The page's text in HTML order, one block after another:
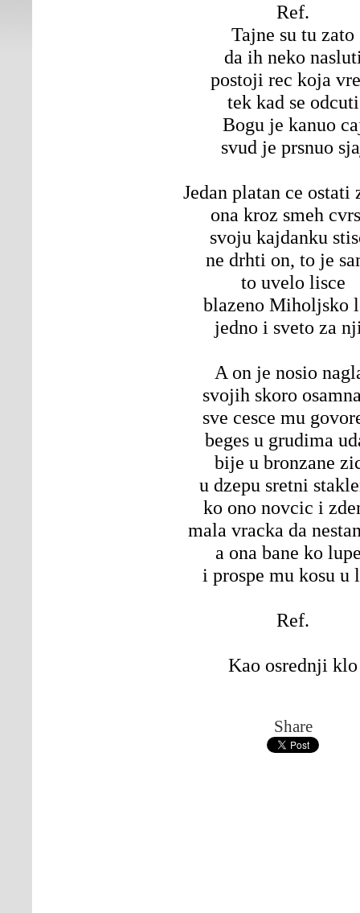
Ref.
Tajne su tu zato
da ih neko
postoji rec koja
tek kad se odcuti
Bogu je kanuo
svud je prsnuo
Jedan platan ce ostati
ona kroz smeh
svoju kajdanku
ne drhti on, to je
to uvelo lisce
blazeno Miholjsko
jedno i sveto za
A on je nosio
svojih skoro
sve cesce mu
beges u grudima
bije u bronzane
u dzepu sretni
ko ono novcic i
mala vracka da
a ona bane ko
i prospe mu kosu u
Ref.
Kao osrednji klo
Share